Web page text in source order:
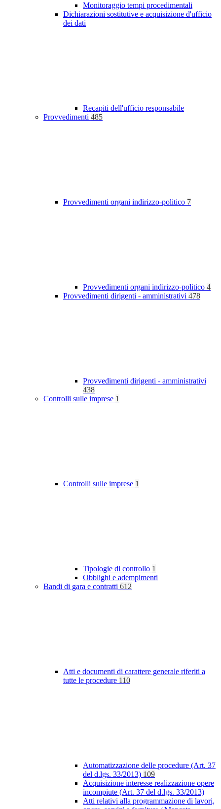
Monitoraggio tempi procedimentali
Dichiarazioni sostitutive e acquisizione d'ufficio
dei dati
Recapiti dell'ufficio responsabile
Provvedimenti 485
Provvedimenti organi indirizzo-politico 7
Provvedimenti organi indirizzo-politico 4
Provvedimenti dirigenti - amministrativi 478
Provvedimenti dirigenti - amministrativi
438
Controlli sulle imprese 1
Controlli sulle imprese 1
Tipologie di controllo 1
Obblighi e adempimenti
Bandi di gara e contratti 612
Atti e documenti di carattere generale riferiti a
tutte le procedure 110
Automatizzazione delle procedure (Art. 37
del d.lgs. 33/2013) 109
Acquisizione interesse realizzazione opere
incompiute (Art. 37 del d.lgs. 33/2013)
Atti relativi alla programmazione di lavori,